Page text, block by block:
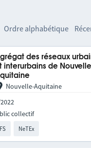
Ordre alphabétique
des réseaux
interurbains de Nouvelle
Nouvelle-Aquitaine
NeTEx
collectif